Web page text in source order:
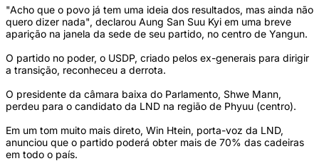
"Acho que o povo já tem uma ideia dos resultados, mas ainda não
quero dizer nada", declarou Aung San Suu Kyi em uma breve
aparição na janela da sede de seu partido, no centro de Yangun.
O partido no poder, o USDP, criado pelos ex-generais para dirigir
a transição, reconheceu a derrota.
O presidente da câmara baixa do Parlamento, Shwe Mann,
perdeu para o candidato da LND na região de Phyuu (centro).
Em um tom muito mais direto, Win Htein, porta-voz da LND,
anunciou que o partido poderá obter mais de 70% das cadeiras
em todo o país.